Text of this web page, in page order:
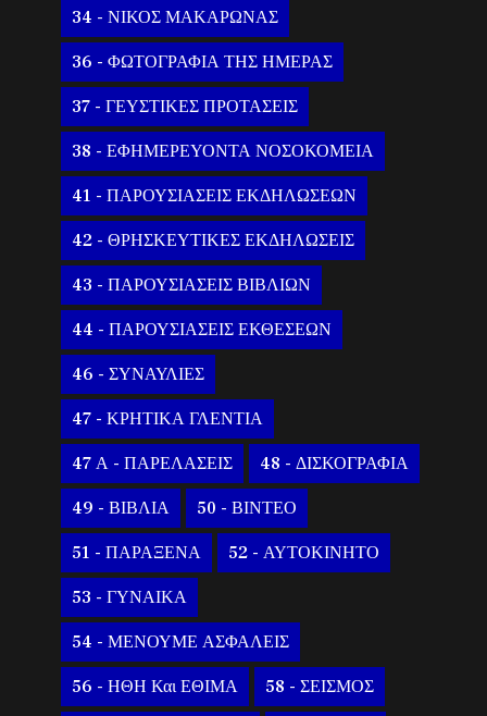
34 - ΝΙΚΟΣ ΜΑΚΑΡΩΝΑΣ
36 - ΦΩΤΟΓΡΑΦΙΑ ΤΗΣ ΗΜΕΡΑΣ
37 - ΓΕΥΣΤΙΚΕΣ ΠΡΟΤΑΣΕΙΣ
38 - ΕΦΗΜΕΡΕΥΟΝΤΑ ΝΟΣΟΚΟΜΕΙΑ
41 - ΠΑΡΟΥΣΙΑΣΕΙΣ ΕΚΔΗΛΩΣΕΩΝ
42 - ΘΡΗΣΚΕΥΤΙΚΕΣ ΕΚΔΗΛΩΣΕΙΣ
43 - ΠΑΡΟΥΣΙΑΣΕΙΣ ΒΙΒΛΙΩΝ
44 - ΠΑΡΟΥΣΙΑΣΕΙΣ ΕΚΘΕΣΕΩΝ
46 - ΣΥΝΑΥΛΙΕΣ
47 - ΚΡΗΤΙΚΑ ΓΛΕΝΤΙΑ
47 Α - ΠΑΡΕΛΑΣΕΙΣ 48 - ΔΙΣΚΟΓΡΑΦΙΑ
49 - ΒΙΒΛΙΑ 50 - ΒΙΝΤΕΟ
51 - ΠΑΡΑΞΕΝΑ 52 - ΑΥΤΟΚΙΝΗΤΟ
53 - ΓΥΝΑΙΚΑ
54 - ΜΕΝΟΥΜΕ ΑΣΦΑΛΕΙΣ
56 - ΗΘΗ Και ΕΘΙΜΑ 58 - ΣΕΙΣΜΟΣ